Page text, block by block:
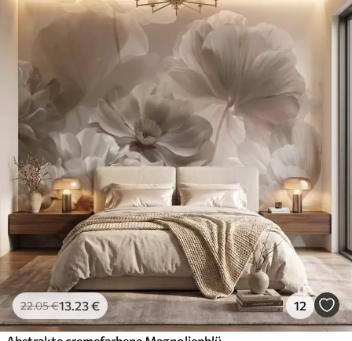
22.05€13 .23€ 12